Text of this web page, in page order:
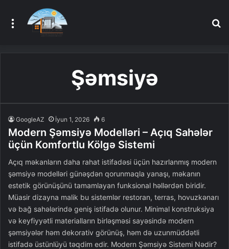
Menu
Şəmsiyə
GoogleAZ İyun 1, 2026 6
Modern Şəmsiyə Modelləri – Açıq Sahələr
üçün Komfortlu Kölgə Sistemi
Açıq məkanların daha rahat istifadəsi üçün hazırlanmış modern
şəmsiyə modelləri günəşdən qorunmaqla yanaşı, məkanın
estetik görünüşünü tamamlayan funksional həllərdən biridir.
Müasir dizayna malik bu sistemlər restoran, terras, hovuzkənarı
və bağ sahələrində geniş istifadə olunur. Minimal konstruksiya
və keyfiyyətli materialların birləşməsi sayəsində modern
şəmsiyələr həm dekorativ görünüş, həm də uzunmüddətli
istifadə üstünlüyü təqdim edir. Modern Şəmsiyə Sistemi Nədir?